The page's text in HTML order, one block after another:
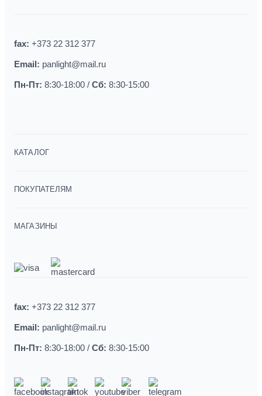
fax: +373 22 312 377
Email: panlight@mail.ru
Пн-Пт: 8:30-18:00 / Сб: 8:30-15:00
КАТАЛОГ
ПОКУПАТЕЛЯМ
МАГАЗИНЫ
fax: +373 22 312 377
Email: panlight@mail.ru
Пн-Пт: 8:30-18:00 / Сб: 8:30-15:00